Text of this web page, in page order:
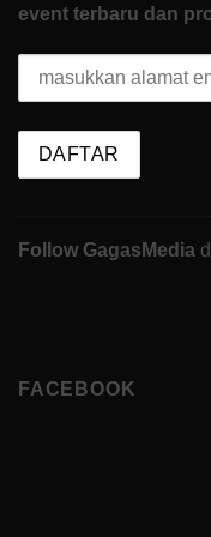
event terbaru dan
Follow GagasMedia
FACEBOOK